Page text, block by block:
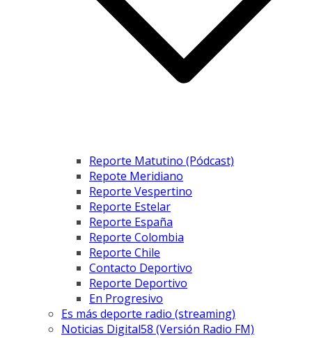
Reporte Matutino (Pódcast)
Repote Meridiano
Reporte Vespertino
Reporte Estelar
Reporte España
Reporte Colombia
Reporte Chile
Contacto Deportivo
Reporte Deportivo
En Progresivo
Es más deporte radio (streaming)
Noticias Digital58 (Versión Radio FM)